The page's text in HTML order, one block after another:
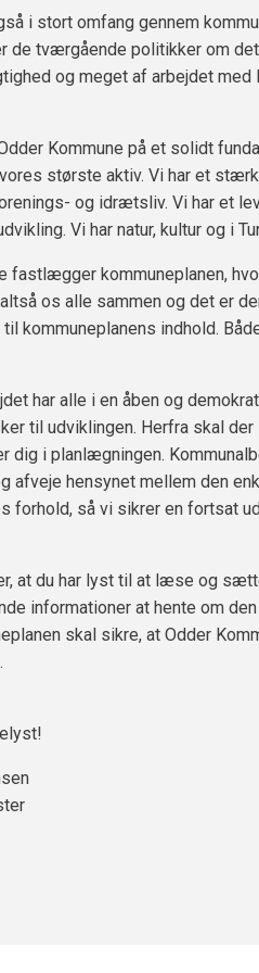
i stort omfang gennem
de tværgående politikker om
og meget af arbejdet med
Kommune på et solidt
største aktiv. Vi har et
og idrætsliv. Vi har et
Vi har natur, kultur og i
fastlægger kommuneplanen,
os alle sammen og det er
kommuneplanens indhold.
har alle i en åben og
til udviklingen. Herfra skal
dig i planlægningen.
afveje hensynet mellem den
forhold, så vi sikrer en fortsat
at du har lyst til at læse og
informationer at hente om
skal sikre, at Odder